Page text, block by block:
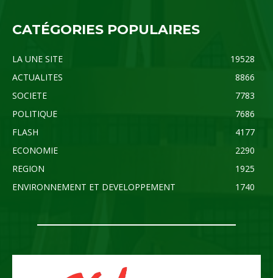
CATÉGORIES POPULAIRES
LA UNE SITE
19528
ACTUALITES
8866
SOCIETE
7783
POLITIQUE
7686
FLASH
4177
ECONOMIE
2290
REGION
1925
ENVIRONNEMENT ET DEVELOPPEMENT
1740